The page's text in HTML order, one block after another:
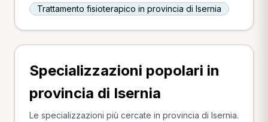
Trattamento fisioterapico in provincia di Isernia
Specializzazioni popolari in
provincia di Isernia
Le specializzazioni più cercate in provincia di Isernia.